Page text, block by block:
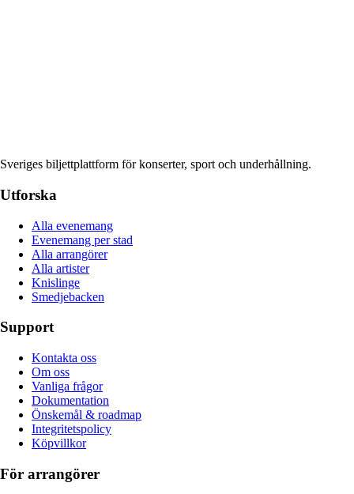
Sveriges biljettplattform för konserter, sport och underhållning.
Utforska
Alla evenemang
Evenemang per stad
Alla arrangörer
Alla artister
Knislinge
Smedjebacken
Support
Kontakta oss
Om oss
Vanliga frågor
Dokumentation
Önskemål & roadmap
Integritetspolicy
Köpvillkor
För arrangörer